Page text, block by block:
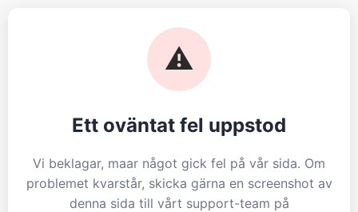
⚠️
Ett oväntat fel uppstod
Vi beklagar, maar något gick fel på vår sida. Om
problemet kvarstår, skicka gärna en screenshot av
denna sida till vårt support-team på